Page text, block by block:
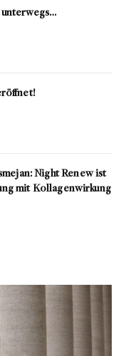
Night Renew ist
mit Kollagenwirkung